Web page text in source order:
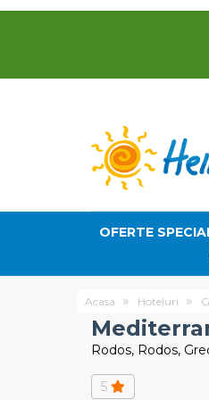
OFERTE
Acasa Hoteluri
Rodos, Rodos,
5